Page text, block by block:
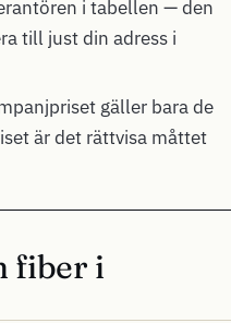
i tabellen — den
till just din adress i
gäller bara de
är det rättvisa måttet
fiber i